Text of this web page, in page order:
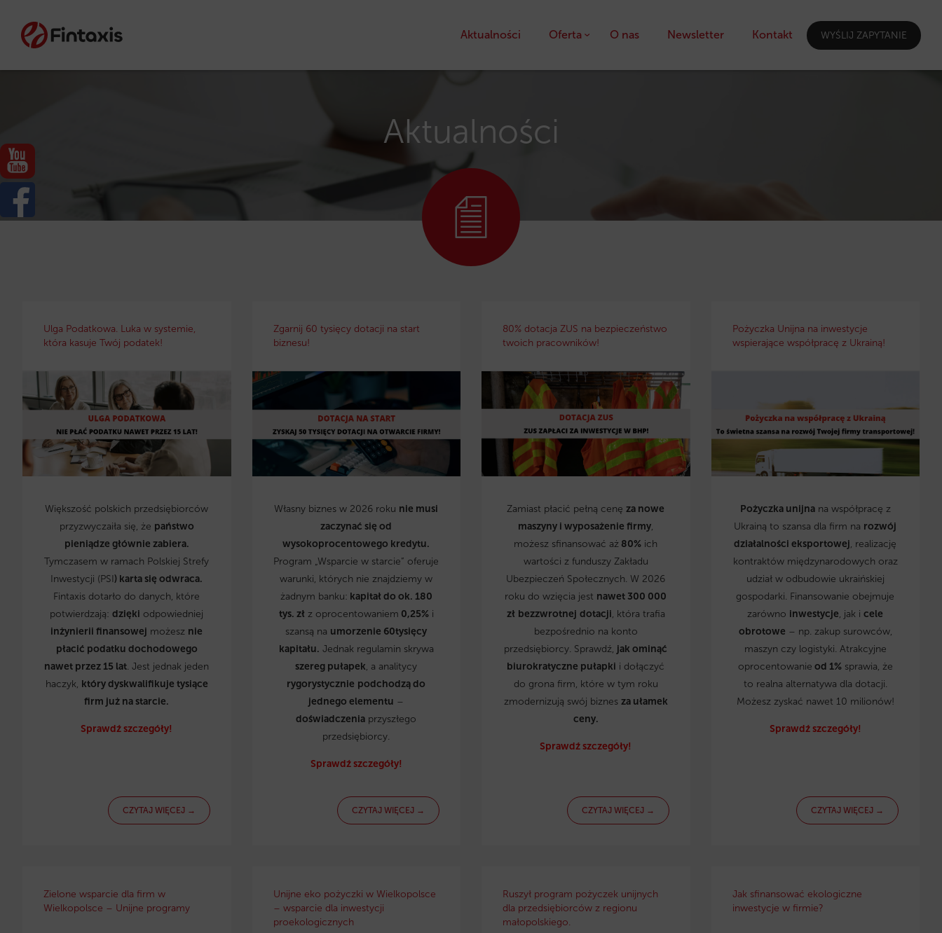
Aktualności Oferta O nas Newsletter Kontakt WYŚLIJ ZAPYTANIE
Aktualności
Ulga Podatkowa. Luka w systemie,
która kasuje Twój podatek!
Większość polskich przedsiębiorców
przyzwyczaiła się, że państwo
pieniądze głównie zabiera.
Tymczasem w ramach Polskiej Strefy
Inwestycji (PSI) karta się odwraca.
Fintaxis dotarło do danych, które
potwierdzają:dzięki odpowiedniej
inżynierii finansowej możesz nie
płacić podatku dochodowego
nawet przez 15 lat. Jest jednak jeden
haczyk, który dyskwalifikuje tysiące
firm już na starcie.
Sprawdź szczegóły!
CZYTAJ WIĘCEJ →
Zgarnij 60 tysięcy dotacji na start
biznesu!
Własny biznes w 2026 roku nie musi
zaczynać się od
wysokoprocentowego kredytu.
Program „Wsparcie w starcie” oferuje
warunki, których nie znajdziemy w
żadnym banku: kapitał do ok. 180
tys. zł z oprocentowaniem 0,25%i
szansą na umorzenie 60tysięcy
kapitału. Jednak regulamin skrywa
szereg pułapek, a analitycy
rygorystycznie podchodzą do
jednego elementu –
doświadczenia przyszłego
przedsiębiorcy.
Sprawdź szczegóły!
CZYTAJ WIĘCEJ →
80% dotacja ZUS na bezpieczeństwo
twoich pracowników!
Zamiast płacić pełną cenęza nowe
maszyny i wyposażenie firmy,
możesz sfinansować aż 80% ich
wartości z funduszy Zakładu
Ubezpieczeń Społecznych. W 2026
roku do wzięcia jest nawet 300 000
zł bezzwrotnej dotacji, która trafia
bezpośrednio na konto
przedsiębiorcy. Sprawdź, jak ominąć
biurokratyczne pułapki i dołączyć
do grona firm, które w tym roku
zmodernizują swój biznes za ułamek
ceny.
Sprawdź szczegóły!
CZYTAJ WIĘCEJ →
Pożyczka Unijna na inwestycje
wspierające współpracę z Ukrainą!
Pożyczka unijnana współpracę z
Ukrainą to szansa dla firm na rozwój
działalności eksportowej, realizację
kontraktów międzynarodowych oraz
udział w odbudowie ukraińskiej
gospodarki. Finansowanie obejmuje
zarówno inwestycje, jak icele
obrotowe – np. zakup surowców,
maszyn czy logistyki. Atrakcyjne
oprocentowanie od 1%sprawia, że
to realna alternatywa dla dotacji.
Możesz zyskać nawet 10 milionów!
Sprawdź szczegóły!
CZYTAJ WIĘCEJ →
Zielone wsparcie dla firm w
Wielkopolsce – Unijne programy
Unijne eko pożyczki w Wielkopolsce
– wsparcie dla inwestycji
proekologicznych
Ruszył program pożyczek unijnych
dla przedsiębiorców z regionu
małopolskiego.
Jak sfinansować ekologiczne
inwestycje w firmie?